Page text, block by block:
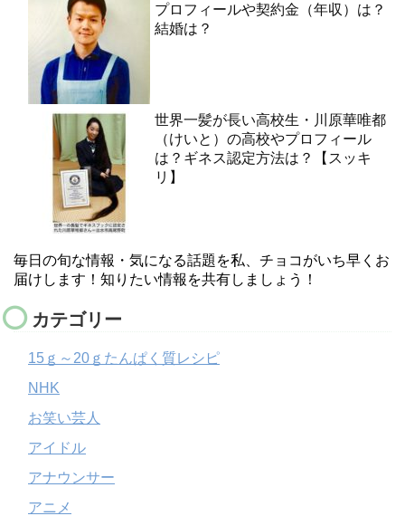
プロフィールや契約金（年収）は？
結婚は？
世界一髪が長い高校生・川原華唯都
（けいと）の高校やプロフィール
は？ギネス認定方法は？【スッキ
リ】
毎日の旬な情報・気になる話題を私、チョコがいち早くお
届けします！知りたい情報を共有しましょう！
カテゴリー
15ｇ～20ｇたんぱく質レシピ
NHK
お笑い芸人
アイドル
アナウンサー
アニメ